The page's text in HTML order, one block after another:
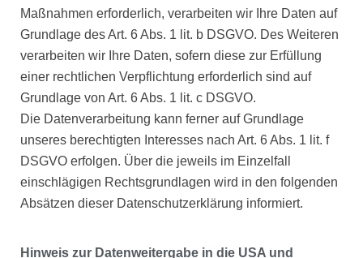
Maßnahmen erforderlich, verarbeiten wir Ihre Daten auf
Grundlage des Art. 6 Abs. 1 lit. b DSGVO. Des Weiteren
verarbeiten wir Ihre Daten, sofern diese zur Erfüllung
einer rechtlichen Verpflichtung erforderlich sind auf
Grundlage von Art. 6 Abs. 1 lit. c DSGVO.
Die Datenverarbeitung kann ferner auf Grundlage
unseres berechtigten Interesses nach Art. 6 Abs. 1 lit. f
DSGVO erfolgen. Über die jeweils im Einzelfall
einschlägigen Rechtsgrundlagen wird in den folgenden
Absätzen dieser Datenschutzerklärung informiert.
Hinweis zur Datenweitergabe in die USA und